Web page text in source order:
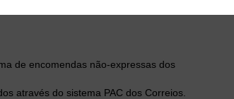
analisados.
de encomendas não-expressas dos
através do sistema PAC dos Correios.